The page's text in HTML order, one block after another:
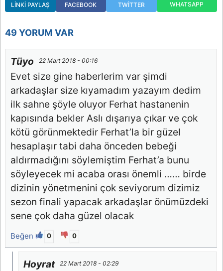
LINKI PAYLAŞ FACEBOOK TWITTER WHATSAPP
49 YORUM VAR
Tüyo 22 Mart 2018 - 00:16
Evet size gine haberlerim var şimdi
arkadaşlar size kıyamadım yazayım dedim
ilk sahne şöyle oluyor Ferhat hastanenin
kapısında bekler Aslı dışarıya çıkar ve çok
kötü görünmektedir Ferhat’la bir güzel
hesaplaşır tabi daha önceden bebeği
aldırmadığını söylemiştim Ferhat’a bunu
söyleyecek mi acaba orası önemli …… birde
dizinin yönetmenini çok seviyorum dizimiz
sezon finali yapacak arkadaşlar önümüzdeki
sene çok daha güzel olacak
Beğen 0 0
Hoyrat 22 Mart 2018 - 02:29